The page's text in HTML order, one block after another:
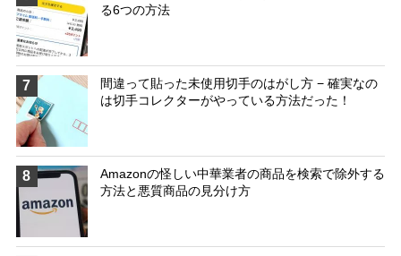
る6つの方法
7
間違って貼った未使用切手のはがし方 − 確実なの
は切手コレクターがやっている方法だった！
8
Amazonの怪しい中華業者の商品を検索で除外する
方法と悪質商品の見分け方